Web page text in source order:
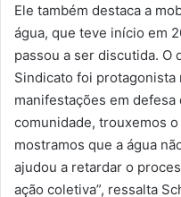
Ele também destaca a
água, que teve início em
passou a ser discutida. O
Sindicato foi
manifestações em defesa
comunidade, trouxemos
mostramos que a água
ajudou a retardar o
ação coletiva”, ressalta